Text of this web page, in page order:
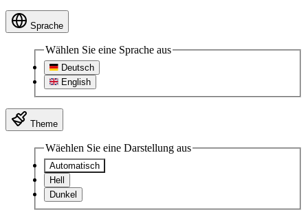
Sprache
Wählen Sie eine Sprache aus
Deutsch
English
Theme
Wäehlen Sie eine Darstellung aus
Automatisch
Hell
Dunkel